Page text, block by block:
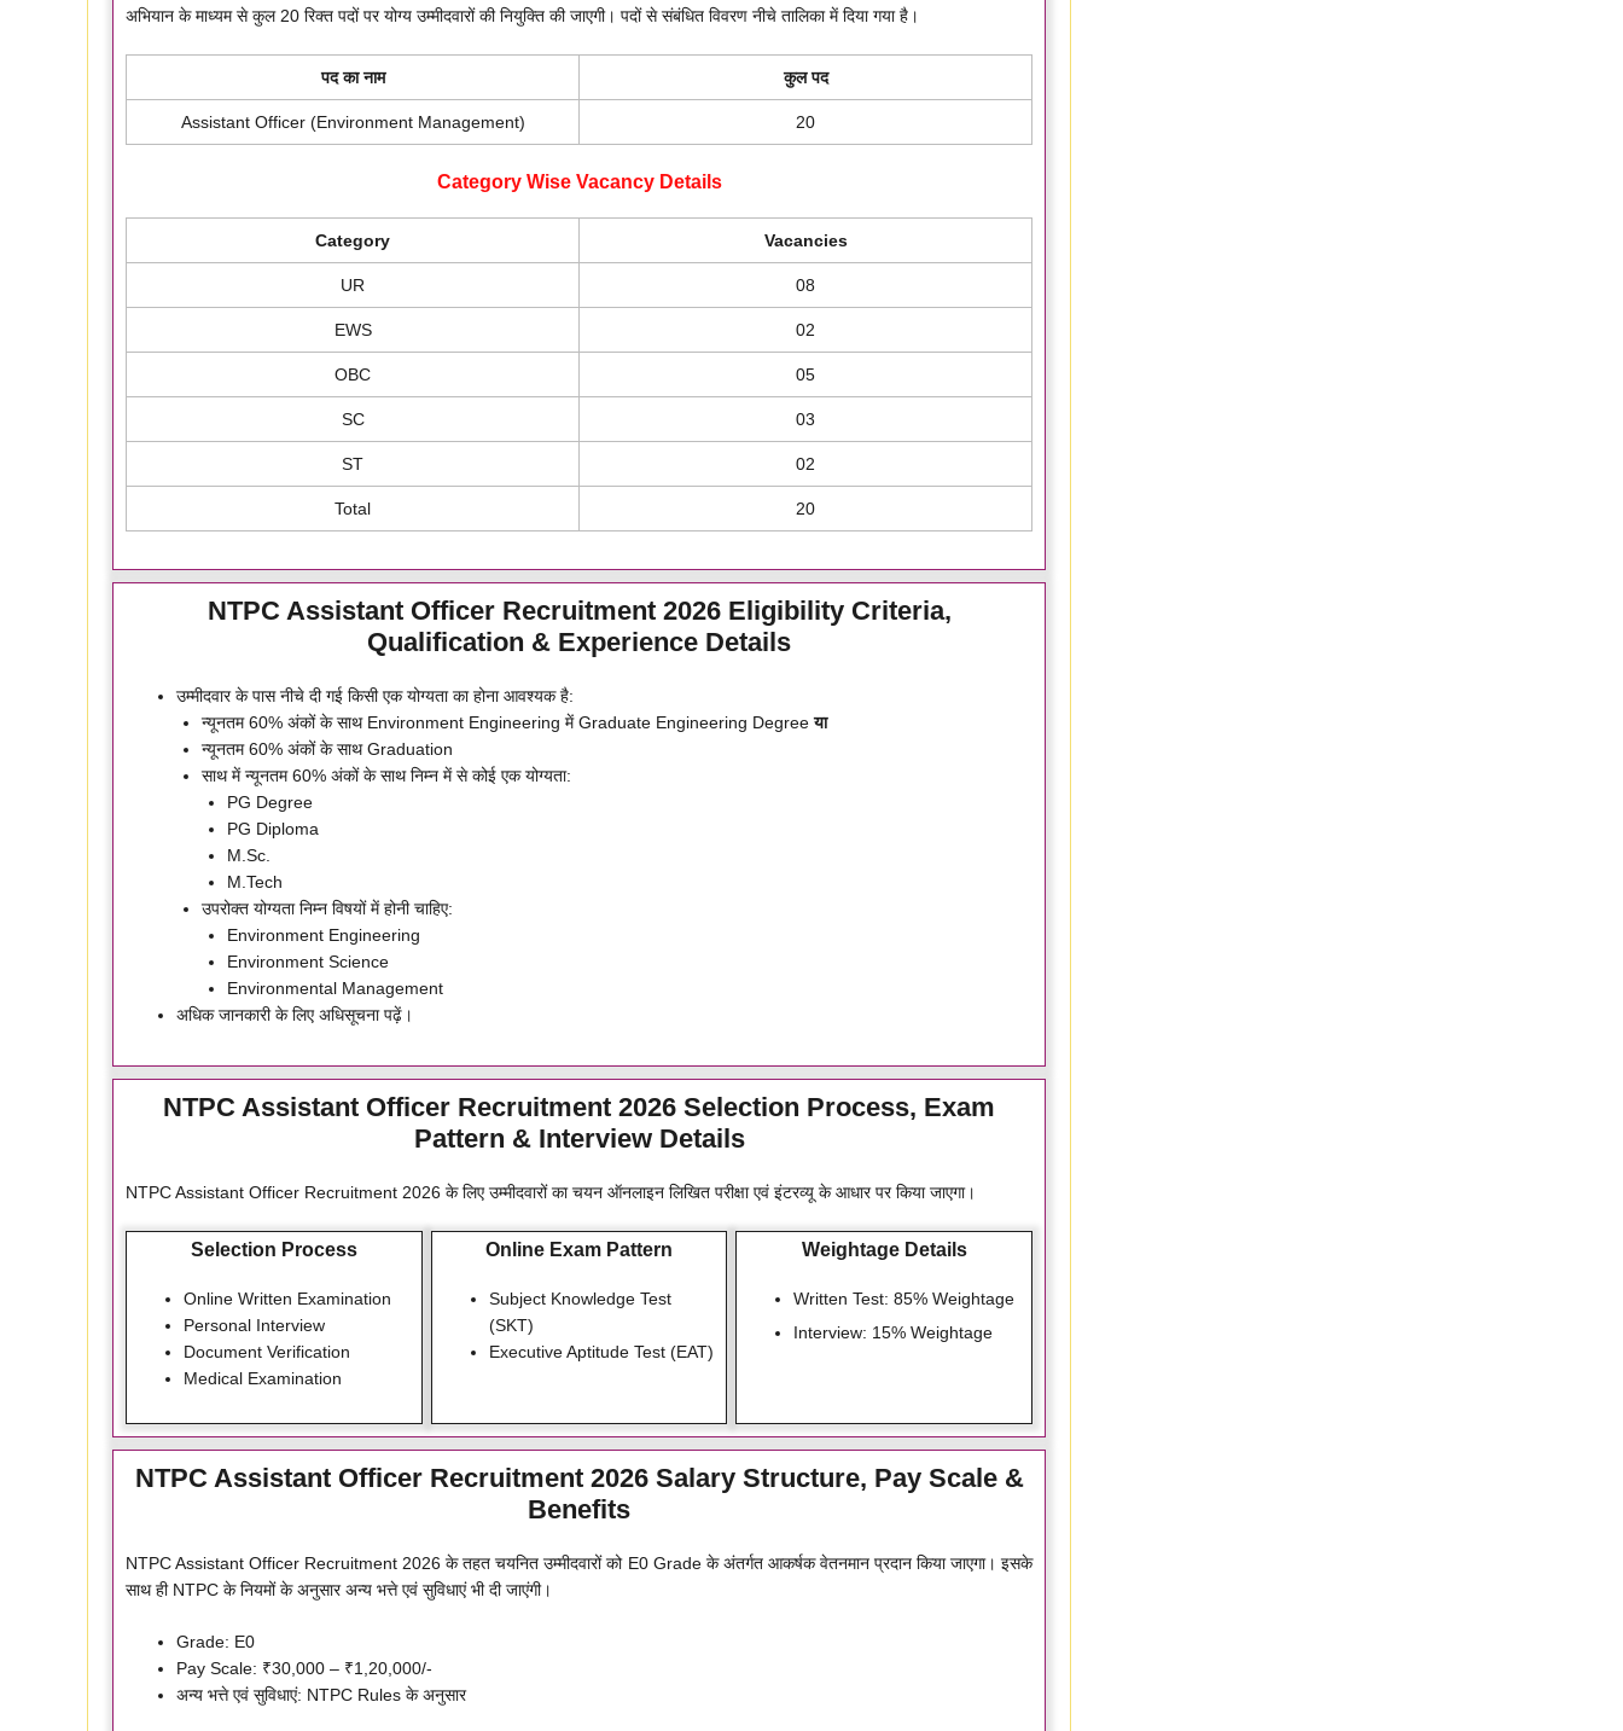
अभियान के माध्यम से कुल 20 रिक्त पदों पर योग्य उम्मीदवारों की नियुक्ति की जाएगी। पदों से संबंधित विवरण नीचे तालिका में दिया गया है।
पद का नाम कुल पद
Assistant Officer (Environment Management) 20
Category Wise Vacancy Details
Category Vacancies
UR 08
EWS 02
OBC 05
SC 03
ST 02
Total 20
NTPC Assistant Officer Recruitment 2026 Eligibility Criteria,
Qualification & Experience Details
उम्मीदवार के पास नीचे दी गई किसी एक योग्यता का होना आवश्यक है:
न्यूनतम 60% अंकों के साथ Environment Engineering में Graduate Engineering Degreeया
न्यूनतम 60% अंकों के साथ Graduation
साथ में न्यूनतम 60% अंकों के साथ निम्न में से कोई एक योग्यता:
PG Degree
PG Diploma
M.Sc.
M.Tech
उपरोक्त योग्यता निम्न विषयों में होनी चाहिए:
Environment Engineering
Environment Science
Environmental Management
अधिक जानकारी के लिए अधिसूचना पढ़ें।
NTPC Assistant Officer Recruitment 2026 Selection Process, Exam
Pattern & Interview Details
NTPC Assistant Officer Recruitment 2026 के लिए उम्मीदवारों का चयन ऑनलाइन लिखित परीक्षा एवं इंटरव्यू के आधार पर किया जाएगा।
Selection Process
Online Written Examination
Personal Interview
Document Verification
Medical Examination
Online Exam Pattern
Subject Knowledge Test
(SKT)
Executive Aptitude Test (EAT)
Weightage Details
Written Test: 85% Weightage
Interview: 15% Weightage
NTPC Assistant Officer Recruitment 2026 Salary Structure, Pay Scale &
Benefits
NTPC Assistant Officer Recruitment 2026 के तहत चयनित उम्मीदवारों को E0 Grade के अंतर्गत आकर्षक वेतनमान प्रदान किया जाएगा। इसके
साथ ही NTPC के नियमों के अनुसार अन्य भत्ते एवं सुविधाएं भी दी जाएंगी।
Grade: E0
Pay Scale: ₹30,000 – ₹1,20,000/-
अन्य भत्ते एवं सुविधाएं: NTPC Rules के अनुसार